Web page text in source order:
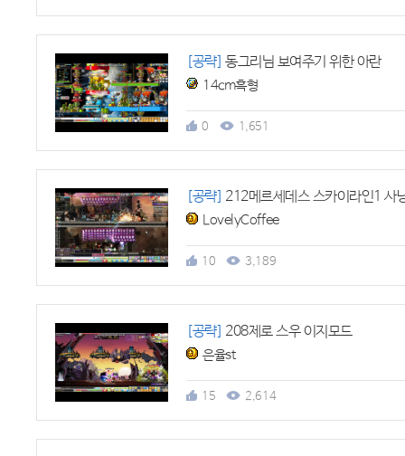
[공략] 동그리님 보여주기 위한 아란
14cm흑형
0 1,651
[공략] 212메르세데스 스카이라인1 사냥 영
LovelyCoffee
10 3,189
[공략] 208제로 스우 이지모드
은율st
15 2,614